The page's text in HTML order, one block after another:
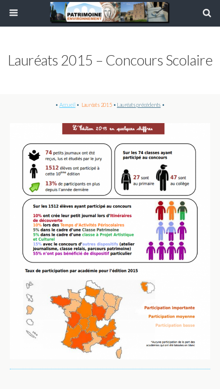
Lauréats 2015 – Concours Scolaire
• Accueil • Lauréats 2015 • Lauréats précédents •